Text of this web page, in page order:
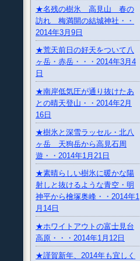
★名残の樹氷 高見山 春の
訪れ 梅満開の結城神社・・
2014年3月9日
★荒天前日の好天をついて八
ヶ岳・赤岳・・・2014年3月4
日
★南岸低気圧が通り抜けたあ
との晴天登山・・2014年2月
16日
★樹氷と深雪ラッセル・北八
ヶ岳 天狗岳から高見石周
遊・・2014年1月21日
★素晴らしい樹氷に暖かな陽
射しと抜けるような青空・明
神平から檜塚奥峰・・2014年1
月14日
★ホワイトアウトの富士見台
高原・・・2014年1月12日
★謹賀新年、2014年も宜しく